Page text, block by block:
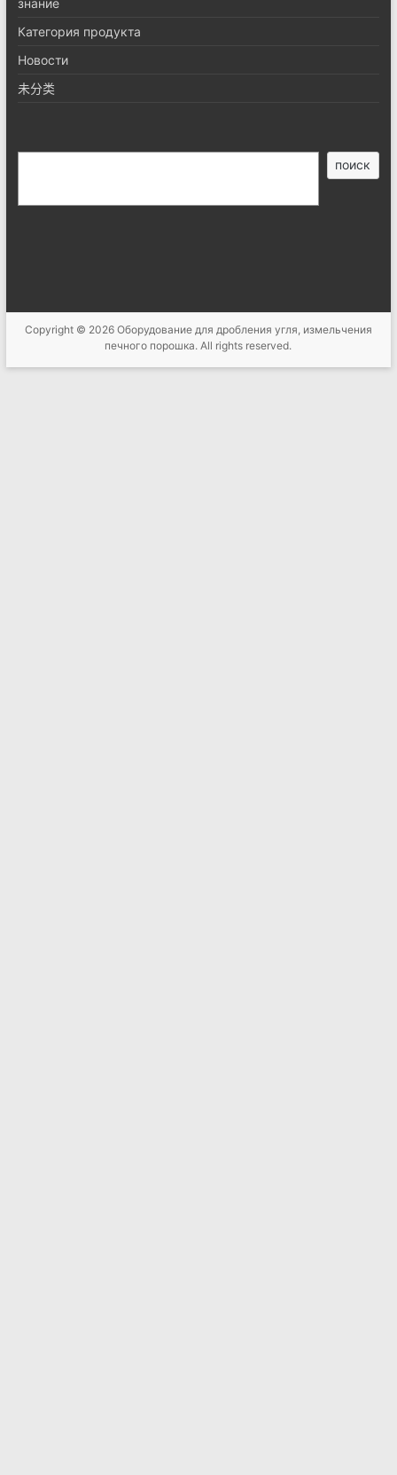
знание
Категория продукта
Новости
未分类
поиск
Copyright © 2026 Оборудование для дробления угля, измельчения
печного порошка. All rights reserved.